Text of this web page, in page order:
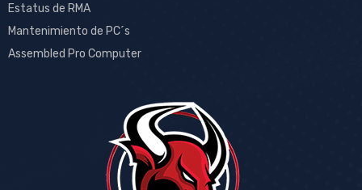
Estatus de RMA
Mantenimiento de PC´s
Assembled Pro Computer